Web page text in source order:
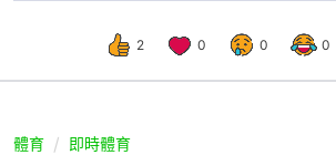
2 0 0 0
體育 即時體育